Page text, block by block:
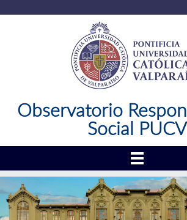
Observatorio
Social PUCV